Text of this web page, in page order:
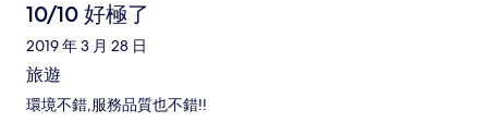
10/10 好極了
2019 年 3 月 28 日
旅遊
環境不錯,服務品質也不錯!!